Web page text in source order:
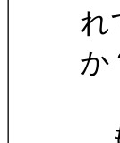
れ
か